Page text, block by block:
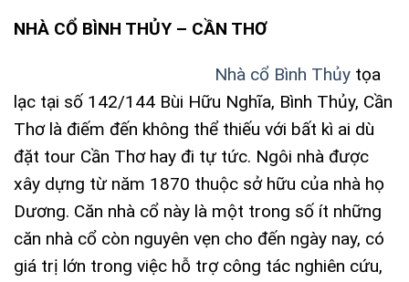
NHÀ CỔ BÌNH THỦY – CẦN THƠ
Nhà cổ Bình Thủy tọa
lạc tại số 142/144 Bùi Hữu Nghĩa, Bình Thủy, Cần
Thơ là điếm đến không thể thiếu với bất kì ai dù
đặt tour Cần Thơ hay đi tự tức. Ngôi nhà được
xây dựng từ năm 1870 thuộc sở hữu của nhà họ
Dương. Căn nhà cổ này là một trong số ít những
căn nhà cổ còn nguyên vẹn cho đến ngày nay, có
giá trị lớn trong việc hỗ trợ công tác nghiên cứu,